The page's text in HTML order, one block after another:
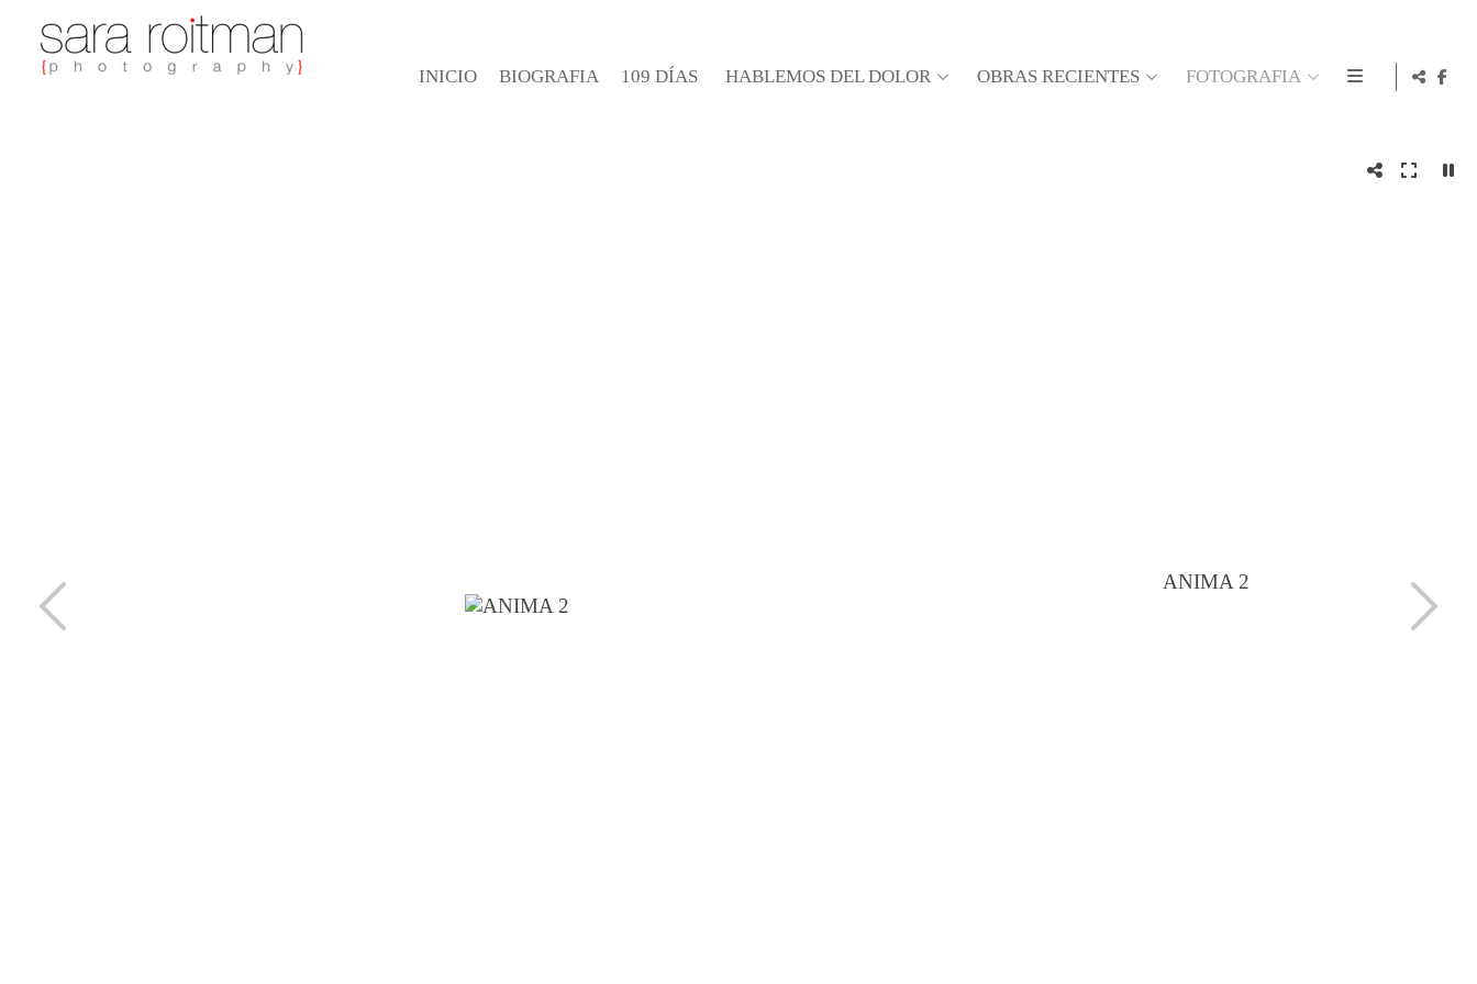
INICIO BIOGRAFIA 109 DÍAS HABLEMOS DEL DOLOR OBRAS RECIENTES FOTOGRAFIA
ANIMA 2